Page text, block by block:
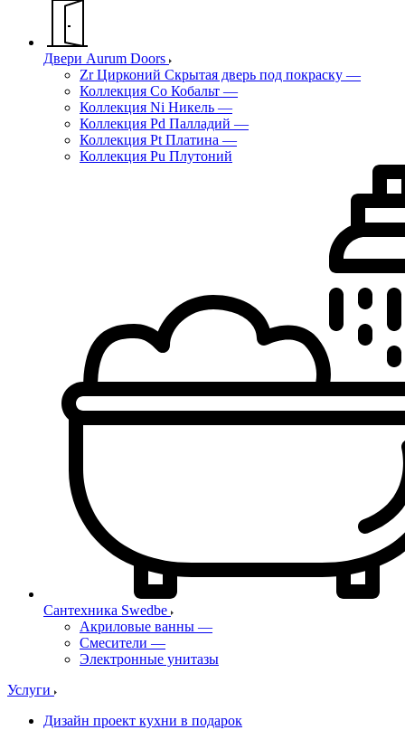
Двери Aurum Doors
Zr Цирконий Скрытая дверь под покраску —
Коллекция Co Кобальт —
Коллекция Ni Никель —
Коллекция Pd Палладий —
Коллекция Pt Платина —
Коллекция Pu Плутоний
Сантехника Swedbe
Акриловые ванны —
Смесители —
Электронные унитазы
Услуги
Дизайн проект кухни в подарок